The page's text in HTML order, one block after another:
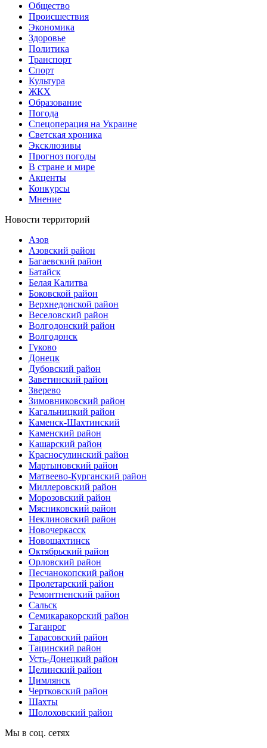
Общество
Происшествия
Экономика
Здоровье
Политика
Транспорт
Спорт
Культура
ЖКХ
Образование
Погода
Спецоперация на Украине
Светская хроника
Эксклюзивы
Прогноз погоды
В стране и мире
Акценты
Конкурсы
Мнение
Новости территорий
Азов
Азовский район
Багаевский район
Батайск
Белая Калитва
Боковской район
Верхнедонской район
Веселовский район
Волгодонский район
Волгодонск
Гуково
Донецк
Дубовский район
Заветинский район
Зверево
Зимовниковский район
Кагальницкий район
Каменск-Шахтинский
Каменский район
Кашарский район
Красносулинский район
Мартыновский район
Матвеево-Курганский район
Миллеровский район
Морозовский район
Мясниковский район
Неклиновский район
Новочеркасск
Новошахтинск
Октябрьский район
Орловский район
Песчанокопский район
Пролетарский район
Ремонтненский район
Сальск
Семикаракорский район
Таганрог
Тарасовский район
Тацинский район
Усть-Донецкий район
Целинский район
Цимлянск
Чертковский район
Шахты
Шолоховский район
Мы в соц. сетях